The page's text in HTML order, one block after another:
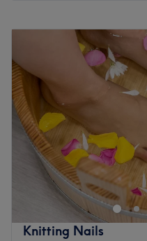
Woensdag
Donderdag
Vrijdag
Zaterdag
Zondag
Joka Beauty – Baasrode
zorg en comfort centraal
van uitgebreide
ontspanning als
Beauty kunnen klanten
behandelingen, van
Knitting Nails